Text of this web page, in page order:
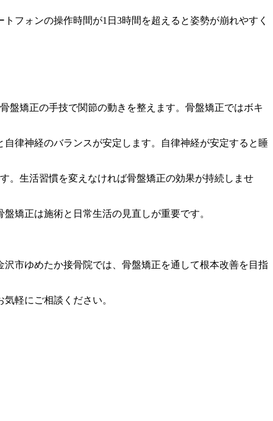
フォンの操作時間が1日3時間を超えると姿勢が崩れやすく
盤矯正の手技で関節の動きを整えます。骨盤矯正ではボキ
律神経のバランスが安定します。自律神経が安定すると睡
。生活習慣を変えなければ骨盤矯正の効果が持続しませ
矯正は施術と日常生活の見直しが重要です。
市ゆめたか接骨院では、骨盤矯正を通して根本改善を目指
軽にご相談ください。